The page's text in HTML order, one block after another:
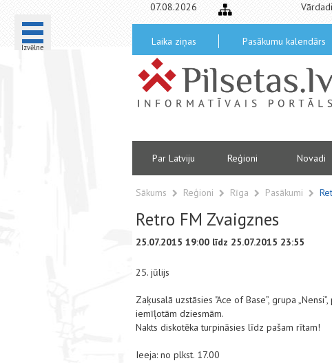
Izvēlne
07.08.2026
Laika ziņas Pasākumu kalendārs
Par Latviju Reģioni Novadi
Sākums Reģioni Rīga Pasākumi
Retro FM Zvaigznes
25.07.2015 19:00 līdz 25.07.2015 23:55
25. jūlijs
Zaķusalā uzstāsies "Ace of Base”, grupa
iemīļotām dziesmām.
Nakts diskotēka turpināsies līdz pašam rītam!
Ieeja: no plkst. 17.00